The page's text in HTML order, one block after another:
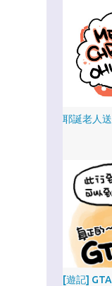
耶誕老人
[遊記]